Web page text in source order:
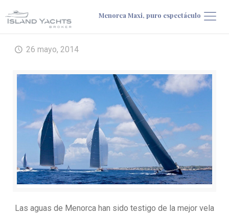
Menorca Maxi, puro espectáculo
26 mayo, 2014
Las aguas de Menorca han sido testigo de la mejor vela